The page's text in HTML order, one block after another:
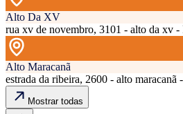
Alto Da XV
rua xv de novembro, 3101 - alto da xv -
Alto Maracanã
estrada da ribeira, 2600 - alto maracanã
Mostrar todas